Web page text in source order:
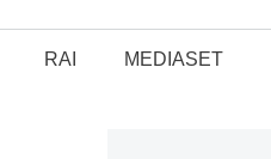
RAI MEDIASET